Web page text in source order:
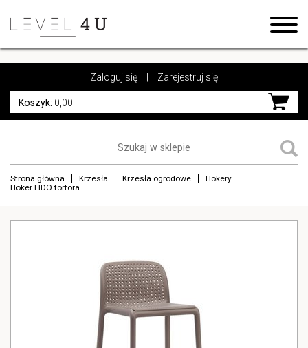
https://www.high-endrolex.com/17
Zaloguj się Zarejestruj się
Koszyk: 0,00
Strona główna Krzesła Krzesła ogrodowe
Hokery
Hoker LIDO tortora
https://www.high-endrolex.com/17